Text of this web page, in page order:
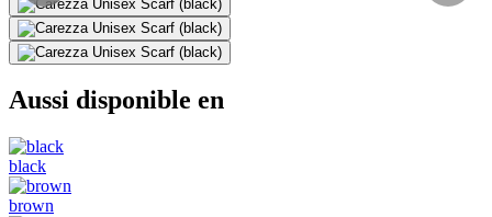
Aussi disponible en
black
brown